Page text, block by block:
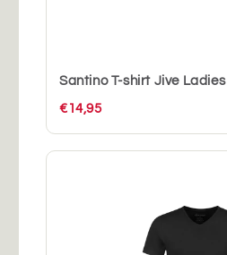
Santino T-shirt Jive Ladies
€14,95